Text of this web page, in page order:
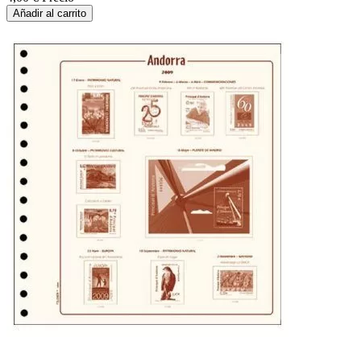
Añadir al carrito